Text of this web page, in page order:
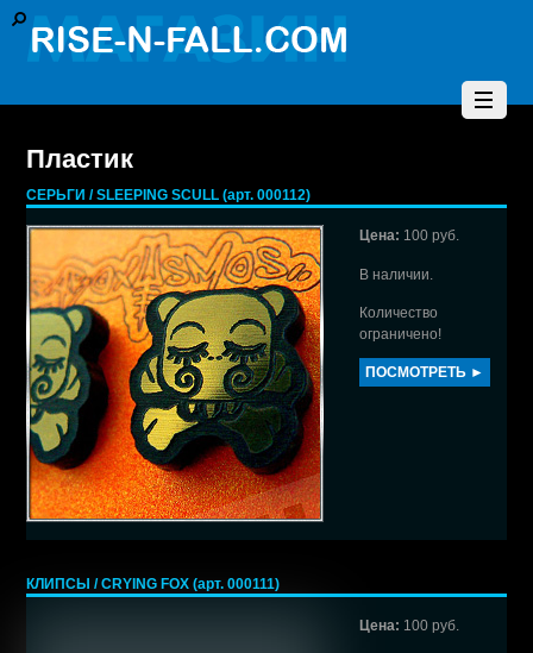
Пластик
СЕРЬГИ / SLEEPING SCULL (арт. 000112)
Цена: 100 руб.
В наличии.
Количество
ограничено!
ПОСМОТРЕТЬ ►
КЛИПСЫ / CRYING FOX (арт. 000111)
Цена: 100 руб.